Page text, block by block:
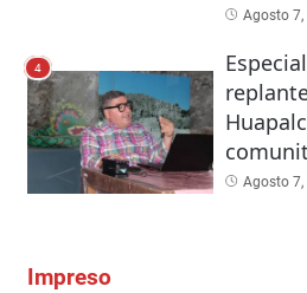
Agosto 7,
4
Agosto 7,
Impreso